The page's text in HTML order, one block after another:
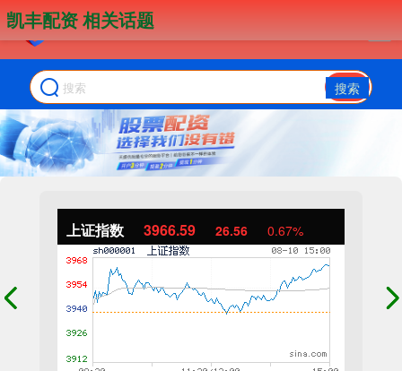
搜索
上证指数 3966.59 26.56 0.67%
凯丰配资 相关话题